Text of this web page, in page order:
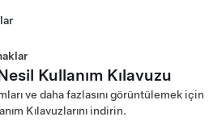
Kullanım Kılavuzu - Avrupa
Kullanım Kılavuzu - Avrupa
Kullanım Kılavuzu - Kuzey
Kullanım Kılavuzu - Avrupa
Kullanım Kılavuzu - Avrupa
Kullanım Kılavuzu - Çin (English)
Kullanım Kılavuzu - Çin (中文)
Kullanım Kılavuzu - Hong Kong
Kullanım Kılavuzu - Kolombiya
Kullanım Kılavuzu
ve daha fazlasını görüntülemek için
Kılavuzlarını indirin.